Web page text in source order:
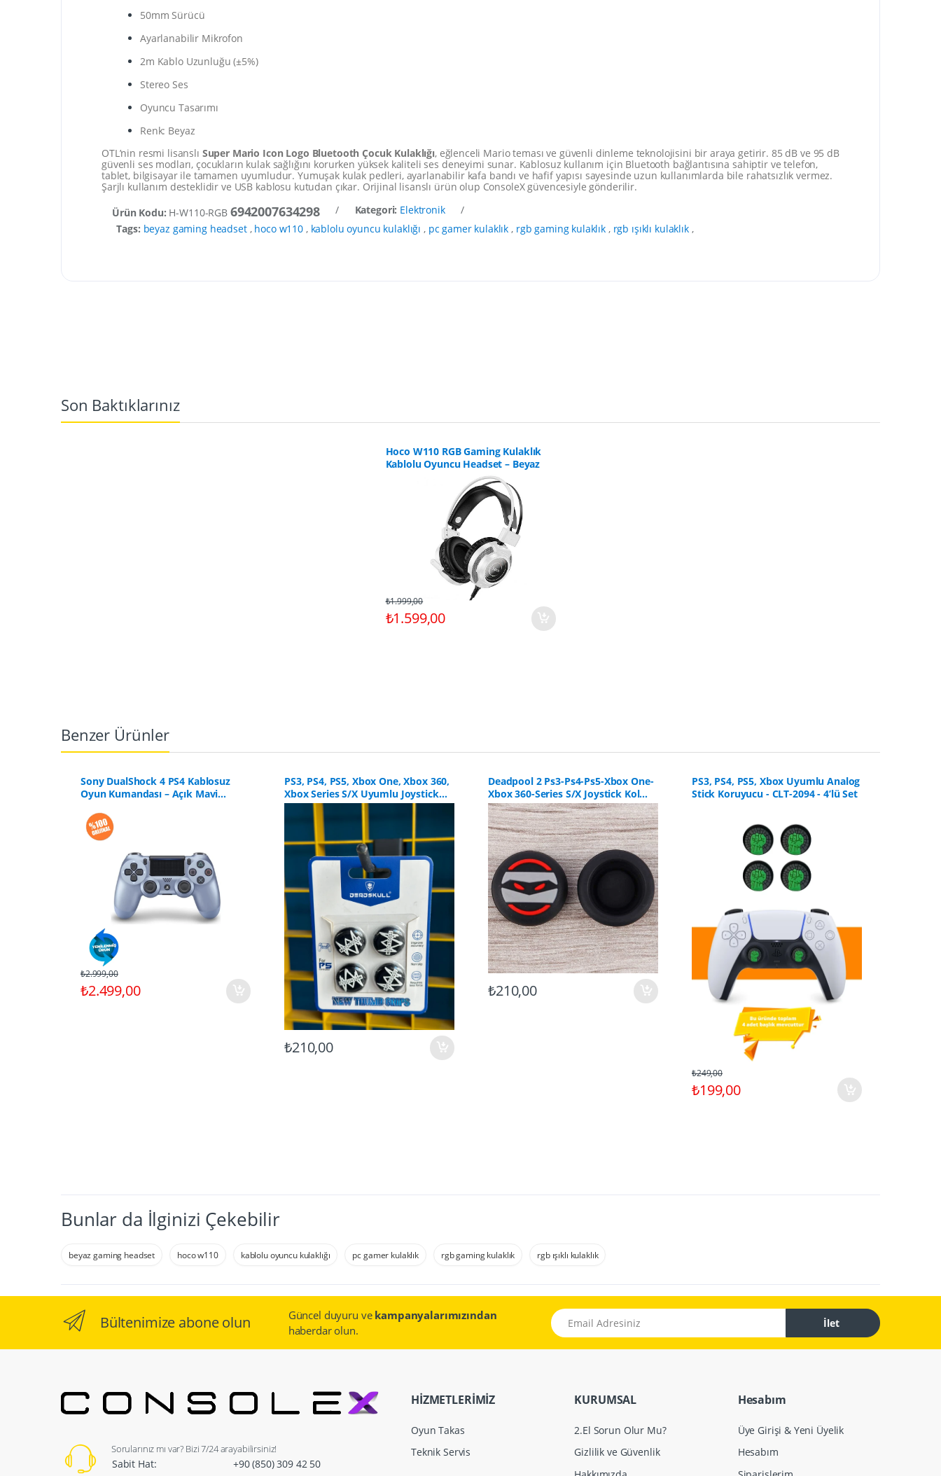
50mm Sürücü
Ayarlanabilir Mikrofon
2m Kablo Uzunluğu (±5%)
Stereo Ses
Oyuncu Tasarımı
Renk: Beyaz
OTL’nin resmi lisanslı Super Mario Icon Logo Bluetooth Çocuk Kulaklığı, eğlenceli Mario teması ve güvenli dinleme teknolojisini bir araya getirir. 85 dB ve 95 dB
güvenli ses modları, çocukların kulak sağlığını korurken yüksek kaliteli ses deneyimi sunar. Kablosuz kullanım için Bluetooth bağlantısına sahiptir ve telefon,
tablet, bilgisayar ile tamamen uyumludur. Yumuşak kulak pedleri, ayarlanabilir kafa bandı ve hafif yapısı sayesinde uzun kullanımlarda bile rahatsızlık vermez.
Şarjlı kullanım desteklidir ve USB kablosu kutudan çıkar. Orijinal lisanslı ürün olup ConsoleX güvencesiyle gönderilir.
Ürün Kodu: H-W110-RGB 6942007634298 / Kategori: Elektronik
/
Tags: beyaz gaming headset , hoco w110 , kablolu oyuncu kulaklığı , pc gamer kulaklık , rgb gaming kulaklık , rgb ışıklı kulaklık ,
Son Baktıklarınız
Hoco W110 RGB Gaming Kulaklık
Kablolu Oyuncu Headset – Beyaz
₺1.599,00
₺1.999,00
Benzer Ürünler
Sony DualShock 4 PS4 Kablosuz
Oyun Kumandası – Açık Mavi
₺2.499,00
₺2.999,00
PS3, PS4, PS5, Xbox One, Xbox 360,
Xbox Series S/X Uyumlu Joystick
Kol Analog Koruyucu (4 Adet)
₺210,00
Deadpool 2 Ps3-Ps4-Ps5-Xbox One-
Xbox 360-Series S/X Joystick Kol
Analog Koruyucu 4 Adet
₺210,00
PS3, PS4, PS5, Xbox Uyumlu Analog
Stick Koruyucu - CLT-2094 - 4’lü Set
₺199,00
₺249,00
Bunlar da İlginizi Çekebilir
beyaz gaming headset hoco w110 kablolu oyuncu kulaklığı pc gamer kulaklık rgb gaming kulaklık rgb ışıklı kulaklık
Bültenimize abone olun Güncel duyuru ve kampanyalarımızından
haberdar olun.
Email Adresiniz
İlet
Sorularınız mı var? Bizi 7/24 arayabilirsiniz!
Sabit Hat:
+90 (850) 309 42 50
HİZMETLERİMİZ
Oyun Takas
Teknik Servis
KURUMSAL
2.El Sorun Olur Mu?
Gizlilik ve Güvenlik
Hesabım
Üye Girişi & Yeni Üyelik
Hesabım